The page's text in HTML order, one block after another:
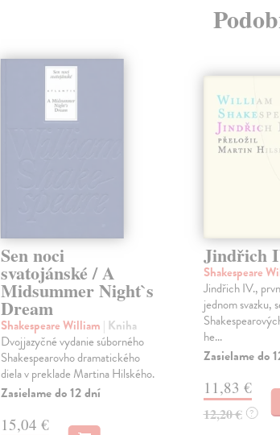
Sen noci
svatojánské / A
Midsummer Night`s
Dream
Shakespeare William | Kniha
Dvojjazyčné vydanie súborného
Shakespearovho dramatického
diela v preklade Martina Hilského.
Zasielame do 12 dní
15,04 €
Jindřich
Shakespeare
Jindřich IV.,
jednom svazku,
he...
Zasielame do
11,83 €
12,20 € ?